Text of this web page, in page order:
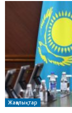
Жаңалықтар